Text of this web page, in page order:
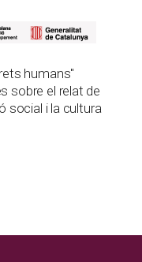
humans"
sobre el relat de
social i la cultura